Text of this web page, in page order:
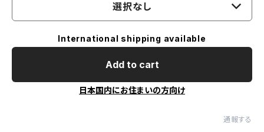
選択なし
International shipping available
Add to cart
日本国内にお住まいの方向け
通報する